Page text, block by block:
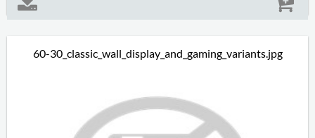
60-30_classic_wall_display_and_gaming_variants.jpg